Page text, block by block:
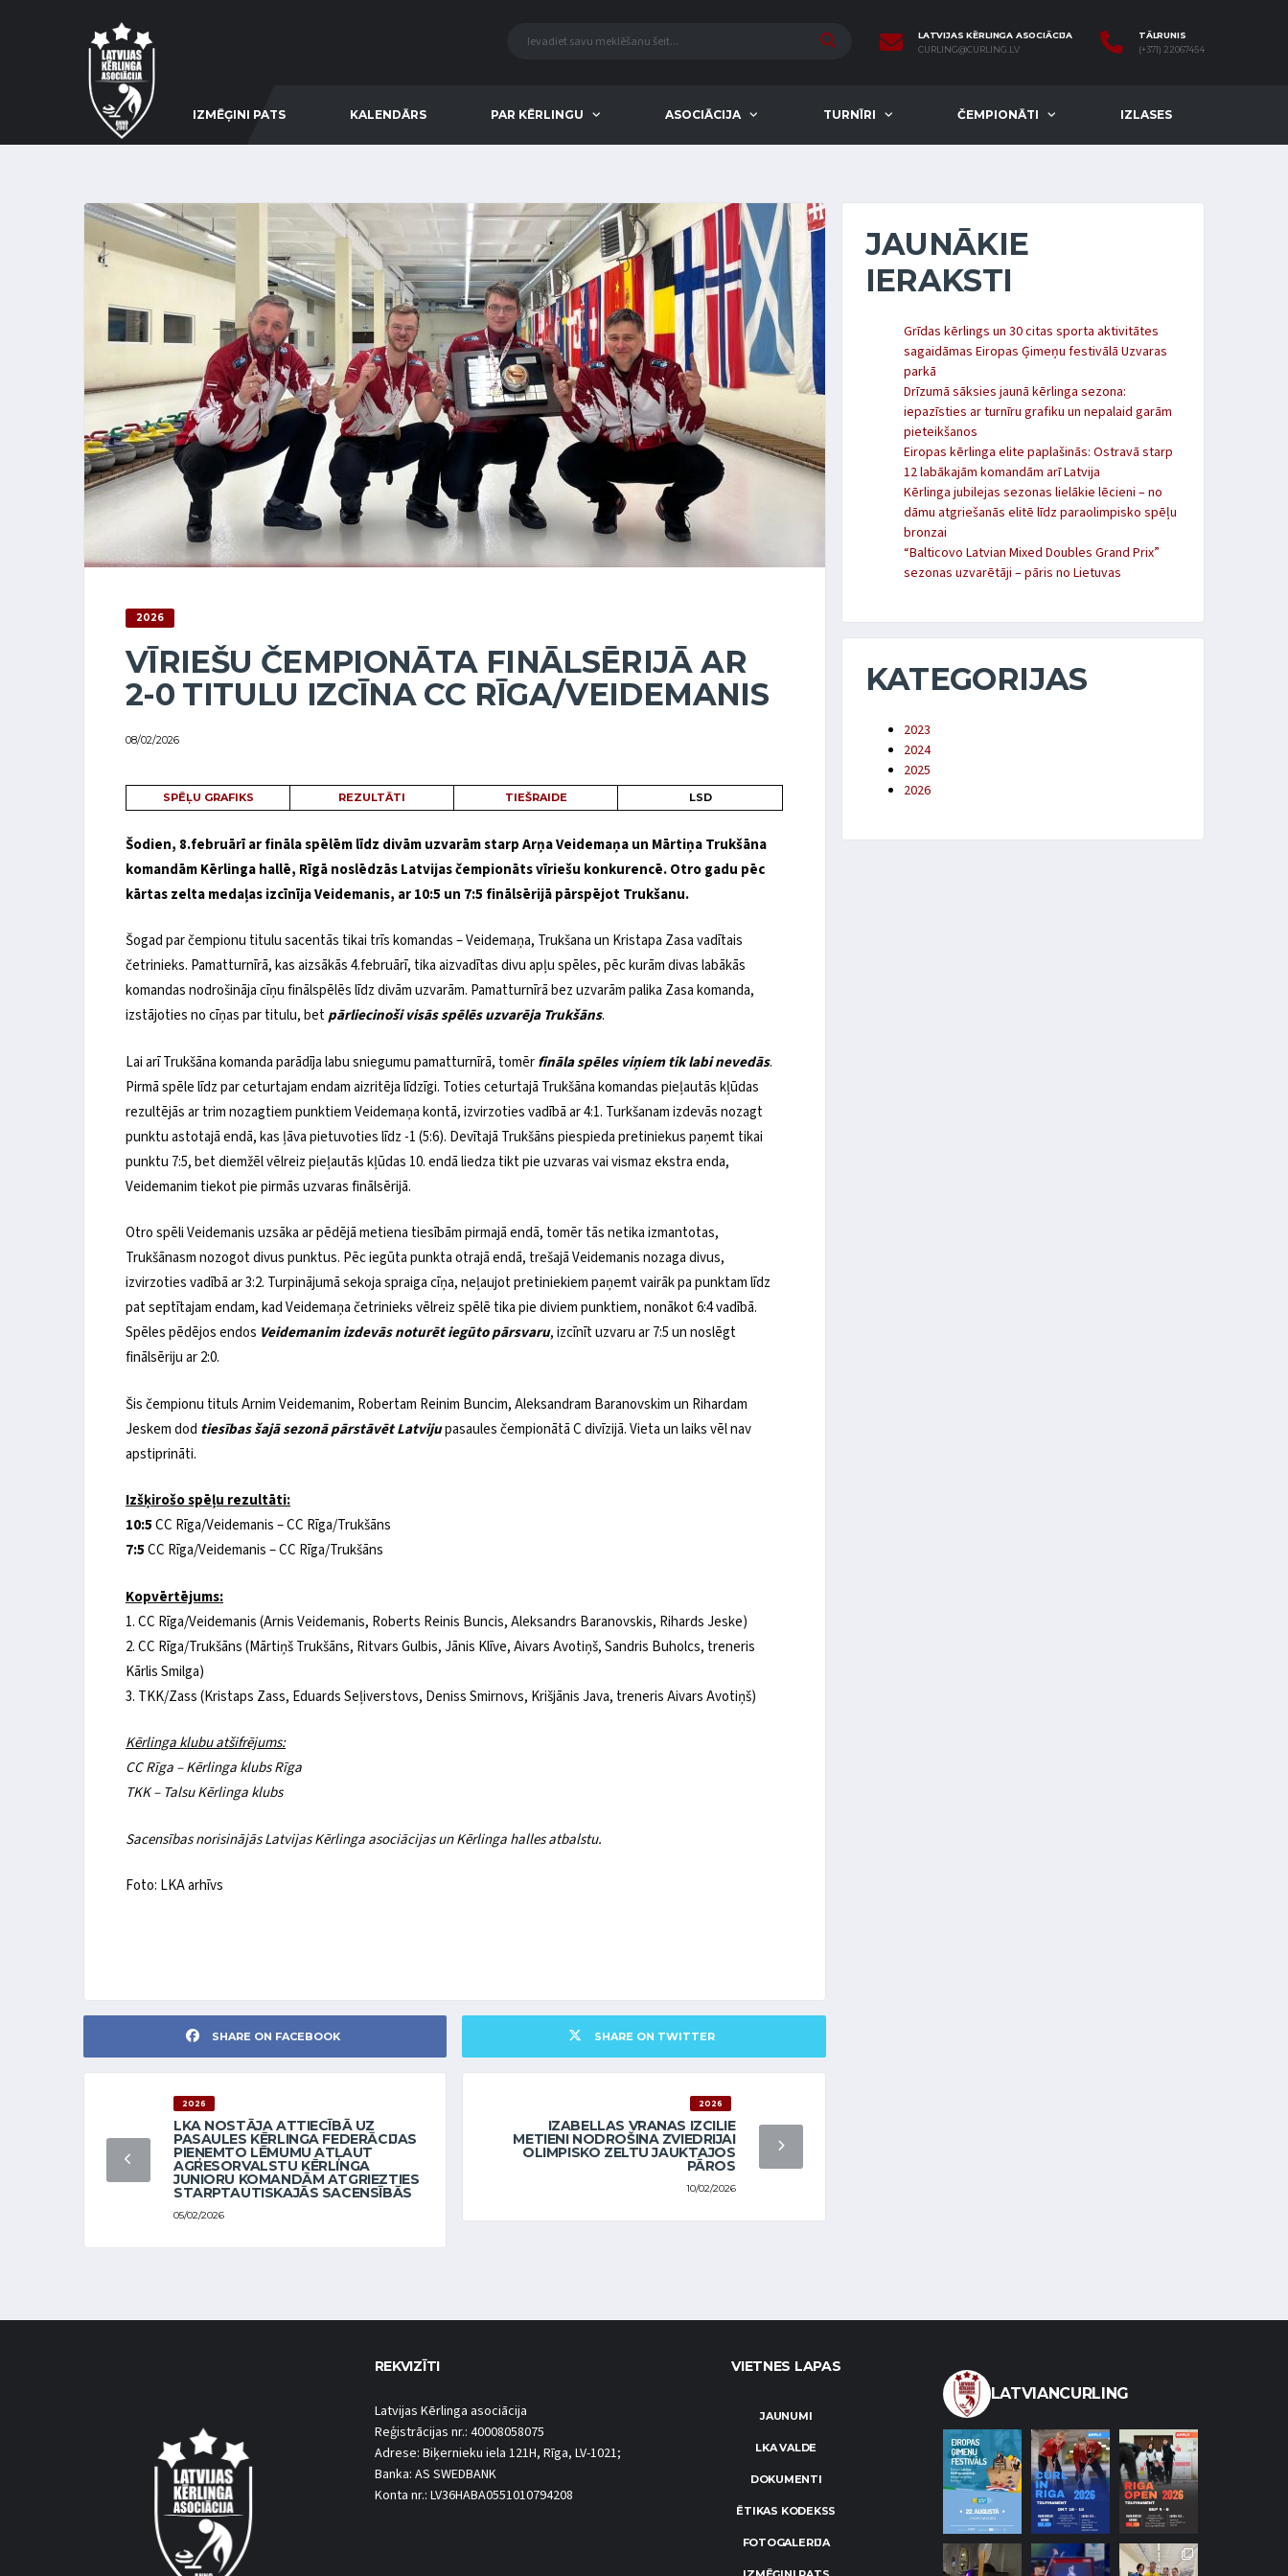
LATVIJAS KĒRLINGA ASOCIĀCIJA
CURLING@CURLING.LV
TĀLRUNIS
(+371) 22067454
IZMĒĢINI PATS KALENDĀRS PAR KĒRLINGU ASOCIĀCIJA TURNĪRI ČEMPIONĀTI IZLASES
2026
VĪRIEŠU ČEMPIONĀTA FINĀLSĒRIJĀ AR
2-0 TITULU IZCĪNA CC RĪGA/VEIDEMANIS
08/02/2026
SPĒĻU GRAFIKS REZULTĀTI TIEŠRAIDE LSD
Šodien, 8.februārī ar fināla spēlēm līdz divām uzvarām starp Arņa Veidemaņa un Mārtiņa Trukšāna
komandām Kērlinga hallē, Rīgā noslēdzās Latvijas čempionāts vīriešu konkurencē. Otro gadu pēc
kārtas zelta medaļas izcīnīja Veidemanis, ar 10:5 un 7:5 finālsērijā pārspējot Trukšanu.
Šogad par čempionu titulu sacentās tikai trīs komandas – Veidemaņa, Trukšana un Kristapa Zasa vadītais
četrinieks. Pamatturnīrā, kas aizsākās 4.februārī, tika aizvadītas divu apļu spēles, pēc kurām divas labākās
komandas nodrošināja cīņu finālspēlēs līdz divām uzvarām. Pamatturnīrā bez uzvarām palika Zasa komanda,
izstājoties no cīņas par titulu, betpārliecinoši visās spēlēs uzvarēja Trukšāns.
Lai arī Trukšāna komanda parādīja labu sniegumu pamatturnīrā, tomērfināla spēles viņiem tik labi nevedās.
Pirmā spēle līdz par ceturtajam endam aizritēja līdzīgi. Toties ceturtajā Trukšāna komandas pieļautās kļūdas
rezultējās ar trim nozagtiem punktiem Veidemaņa kontā, izvirzoties vadībā ar 4:1. Turkšanam izdevās nozagt
punktu astotajā endā, kas ļāva pietuvoties līdz -1 (5:6). Devītajā Trukšāns piespieda pretiniekus paņemt tikai
punktu 7:5, bet diemžēl vēlreiz pieļautās kļūdas 10. endā liedza tikt pie uzvaras vai vismaz ekstra enda,
Veidemanim tiekot pie pirmās uzvaras finālsērijā.
Otro spēli Veidemanis uzsāka ar pēdējā metiena tiesībām pirmajā endā, tomēr tās netika izmantotas,
Trukšānasm nozogot divus punktus. Pēc iegūta punkta otrajā endā, trešajā Veidemanis nozaga divus,
izvirzoties vadībā ar 3:2. Turpinājumā sekoja spraiga cīņa, neļaujot pretiniekiem paņemt vairāk pa punktam līdz
pat septītajam endam, kad Veidemaņa četrinieks vēlreiz spēlē tika pie diviem punktiem, nonākot 6:4 vadībā.
Spēles pēdējos endos Veidemanim izdevās noturēt iegūto pārsvaru, izcīnīt uzvaru ar 7:5 un noslēgt
finālsēriju ar 2:0.
Šis čempionu tituls Arnim Veidemanim, Robertam Reinim Buncim, Aleksandram Baranovskim un Rihardam
Jeskem dod tiesības šajā sezonā pārstāvēt Latvijupasaules čempionātā C divīzijā. Vieta un laiks vēl nav
apstiprināti.
Izšķirošo spēļu rezultāti:
10:5CC Rīga/Veidemanis – CC Rīga/Trukšāns
7:5CC Rīga/Veidemanis – CC Rīga/Trukšāns
Kopvērtējums:
1. CC Rīga/Veidemanis (Arnis Veidemanis, Roberts Reinis Buncis, Aleksandrs Baranovskis, Rihards Jeske)
2. CC Rīga/Trukšāns (Mārtiņš Trukšāns, Ritvars Gulbis, Jānis Klīve, Aivars Avotiņš, Sandris Buholcs, treneris
Kārlis Smilga)
3. TKK/Zass (Kristaps Zass, Eduards Seļiverstovs, Deniss Smirnovs, Krišjānis Java, treneris Aivars Avotiņš)
Kērlinga klubu atšifrējums:
CC Rīga – Kērlinga klubs Rīga
TKK – Talsu Kērlinga klubs
Sacensības norisinājās Latvijas Kērlinga asociācijas un Kērlinga halles atbalstu.
Foto: LKA arhīvs
SHARE ON FACEBOOK SHARE ON TWITTER
2026
LKA NOSTĀJA ATTIECĪBĀ UZ
PASAULES KĒRLINGA FEDERĀCIJAS
PIEŅEMTO LĒMUMU ATĻAUT
AGRESORVALSTU KĒRLINGA
JUNIORU KOMANDĀM ATGRIEZTIES
STARPTAUTISKAJĀS SACENSĪBĀS
05/02/2026
2026
IZABELLAS VRANAS IZCILIE
METIENI NODROŠINA ZVIEDRIJAI
OLIMPISKO ZELTU JAUKTAJOS
PĀROS
10/02/2026
JAUNĀKIE
IERAKSTI
Grīdas kērlings un 30 citas sporta aktivitātes
sagaidāmas Eiropas Ģimeņu festivālā Uzvaras
parkā
Drīzumā sāksies jaunā kērlinga sezona:
iepazīsties ar turnīru grafiku un nepalaid garām
pieteikšanos
Eiropas kērlinga elite paplašinās: Ostravā starp
12 labākajām komandām arī Latvija
Kērlinga jubilejas sezonas lielākie lēcieni – no
dāmu atgriešanās elitē līdz paraolimpisko spēļu
bronzai
“Balticovo Latvian Mixed Doubles Grand Prix”
sezonas uzvarētāji – pāris no Lietuvas
KATEGORIJAS
2023
2024
2025
2026
REKVIZĪTI
Latvijas Kērlinga asociācija
Reģistrācijas nr.: 40008058075
Adrese: Biķernieku iela 121H, Rīga, LV-1021;
Banka: AS SWEDBANK
Konta nr.: LV36HABA0551010794208
VIETNES LAPAS
JAUNUMI
LKA VALDE
DOKUMENTI
ĒTIKAS KODEKSS
FOTOGALERIJA
LATVIANCURLING